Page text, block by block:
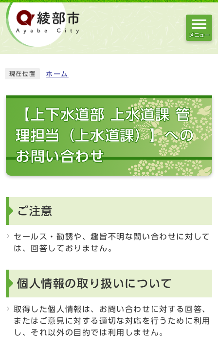
メニュー
現在位置 ホーム
【上下水道部 上水道課 管
理担当（上水道課）】への
お問い合わせ
ご注意
セールス・勧誘や、趣旨不明な問い合わせに対して
は、回答しておりません。
個人情報の取り扱いについて
取得した個人情報は、お問い合わせに対する回答、
またはご意見に対する適切な対応を行うために利用
し、それ以外の目的では利用しません。